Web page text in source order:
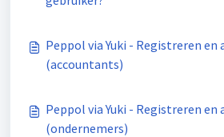
Peppol via Yuki - Registreren en
(accountants)
Peppol via Yuki - Registreren en
(ondernemers)